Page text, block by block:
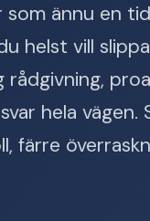
ännu en
helst vill
rådgivning,
hela vägen.
färre